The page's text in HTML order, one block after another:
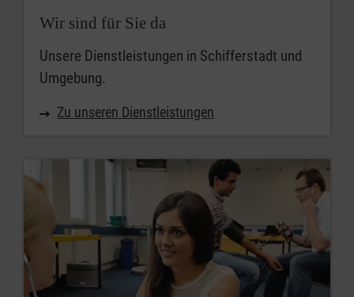
Wir sind für Sie da
Unsere Dienstleistungen in Schifferstadt und
Umgebung.
Zu unseren Dienstleistungen